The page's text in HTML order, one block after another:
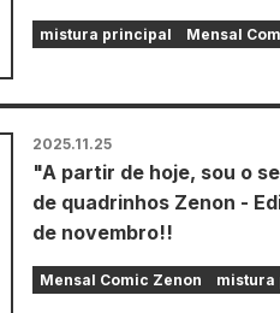
mistura principal Mensal
2025.11.25
"A partir de hoje, sou o
de quadrinhos Zenon -
de novembro!!
Mensal Comic Zenon mistura